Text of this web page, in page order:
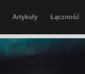
Artykuły Łączność